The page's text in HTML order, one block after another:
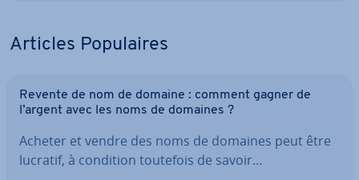
Articles Po­pu­laires
Revente de nom de domaine : comment gagner de
l’argent avec les noms de domaines ?
Acheter et vendre des noms de domaines peut être
lucratif, à condition toutefois de savoir…